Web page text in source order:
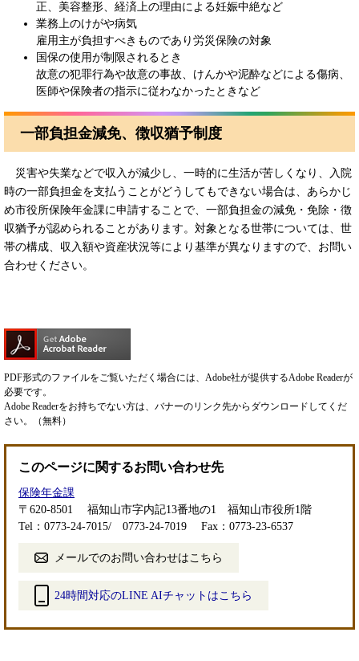
正、美容整形、経済上の理由による妊娠中絶など
業務上のけがや病気
雇用主が負担すべきものであり労災保険の対象
国保の使用が制限されるとき
故意の犯罪行為や故意の事故、けんかや泥酔などによる傷病、
医師や保険者の指示に従わなかったときなど
一部負担金減免、徴収猶予制度
災害や失業などで収入が減少し、一時的に生活が苦しくなり、入院
時の一部負担金を支払うことがどうしてもできない場合は、あらかじ
め市役所保険年金課に申請することで、一部負担金の減免・免除・徴
収猶予が認められることがあります。対象となる世帯については、世
帯の構成、収入額や資産状況等により基準が異なりますので、お問い
合わせください。
PDF形式のファイルをご覧いただく場合には、Adobe社が提供するAdobe Readerが
必要です。
Adobe Readerをお持ちでない方は、バナーのリンク先からダウンロードしてくだ
さい。（無料）
このページに関するお問い合わせ先
保険年金課
〒620-8501
福知山市字内記13番地の1 福知山市役所1階
Tel：0773-24-7015/ 0773-24-7019
Fax：0773-23-6537
メールでのお問い合わせはこちら
24時間対応のLINE AIチャットはこちら